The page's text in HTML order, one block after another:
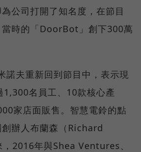
公司打開了知名度，在節目
時的「DoorBot」創下300萬
諾夫重新回到節目中，表示現
名員工、10款核心產
家店面販售。智慧電鈴的點
辦人布蘭森（Richard
2016年與Shea Ventures、